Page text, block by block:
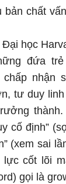
bản chất
học
đứa
nhận
tư duy
cố định”
(xem sai
cốt lõi
gọi là